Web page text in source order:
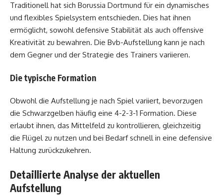
Traditionell hat sich Borussia Dortmund für ein dynamisches
und flexibles Spielsystem entschieden. Dies hat ihnen
ermöglicht, sowohl defensive Stabilität als auch offensive
Kreativität zu bewahren. Die Bvb-Aufstellung kann je nach
dem Gegner und der Strategie des Trainers variieren.
Die typische Formation
Obwohl die Aufstellung je nach Spiel variiert, bevorzugen
die Schwarzgelben häufig eine 4-2-3-1 Formation. Diese
erlaubt ihnen, das Mittelfeld zu kontrollieren, gleichzeitig
die Flügel zu nutzen und bei Bedarf schnell in eine defensive
Haltung zurückzukehren.
Detaillierte Analyse der aktuellen
Aufstellung